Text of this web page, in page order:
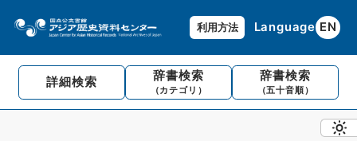
利用方法 Language EN
詳細検索 辞書検索
（カテゴリ）
辞書検索
（五十音順）